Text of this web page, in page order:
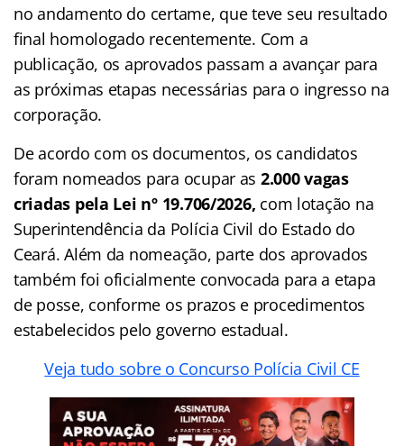
no andamento do certame, que teve seu resultado
final homologado recentemente. Com a
publicação, os aprovados passam a avançar para
as próximas etapas necessárias para o ingresso na
corporação.
De acordo com os documentos, os candidatos
foram nomeados para ocupar as 2.000 vagas
criadas pela Lei nº 19.706/2026, com lotação na
Superintendência da Polícia Civil do Estado do
Ceará. Além da nomeação, parte dos aprovados
também foi oficialmente convocada para a etapa
de posse, conforme os prazos e procedimentos
estabelecidos pelo governo estadual.
Veja tudo sobre o Concurso Polícia Civil CE